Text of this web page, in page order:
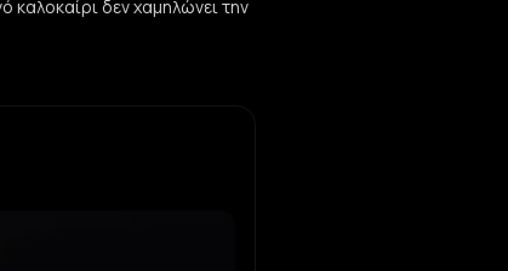
καλοκαίρι δεν χαμηλώνει την